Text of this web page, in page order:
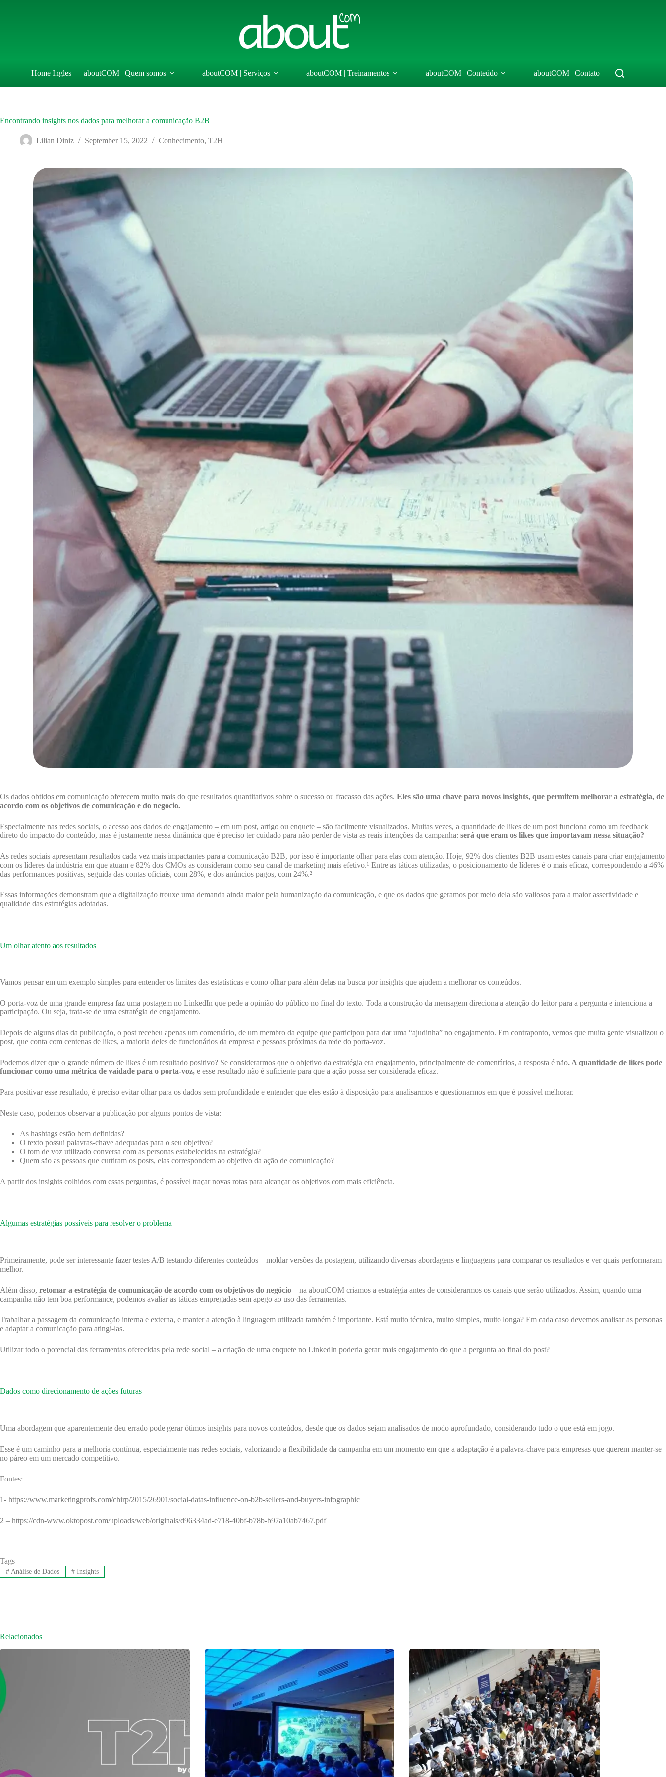
Home Ingles aboutCOM | Quem somos aboutCOM | Serviços aboutCOM | Treinamentos aboutCOM | Conteúdo aboutCOM | Contato
Encontrando insights nos dados para melhorar a comunicação B2B
Lilian Diniz September 15, 2022 Conhecimento, T2H
Os dados obtidos em comunicação oferecem muito mais do que resultados quantitativos sobre o sucesso ou fracasso das ações. Eles são uma chave para novos insights, que permitem melhorar a estratégia, de
acordo com os objetivos de comunicação e do negócio.
Especialmente nas redes sociais, o acesso aos dados de engajamento – em um post, artigo ou enquete – são facilmente visualizados. Muitas vezes, a quantidade de likes de um post funciona como um feedback
direto do impacto do conteúdo, mas é justamente nessa dinâmica que é preciso ter cuidado para não perder de vista as reais intenções da campanha: será que eram os likes que importavam nessa situação?
As redes sociais apresentam resultados cada vez mais impactantes para a comunicação B2B, por isso é importante olhar para elas com atenção. Hoje, 92% dos clientes B2B usam estes canais para criar engajamento
com os líderes da indústria em que atuam e 82% dos CMOs as consideram como seu canal de marketing mais efetivo.¹ Entre as táticas utilizadas, o posicionamento de líderes é o mais eficaz, correspondendo a 46%
das performances positivas, seguida das contas oficiais, com 28%, e dos anúncios pagos, com 24%.²
Essas informações demonstram que a digitalização trouxe uma demanda ainda maior pela humanização da comunicação, e que os dados que geramos por meio dela são valiosos para a maior assertividade e
qualidade das estratégias adotadas.
Um olhar atento aos resultados
Vamos pensar em um exemplo simples para entender os limites das estatísticas e como olhar para além delas na busca por insights que ajudem a melhorar os conteúdos.
O porta-voz de uma grande empresa faz uma postagem no LinkedIn que pede a opinião do público no final do texto. Toda a construção da mensagem direciona a atenção do leitor para a pergunta e intenciona a
participação. Ou seja, trata-se de uma estratégia de engajamento.
Depois de alguns dias da publicação, o post recebeu apenas um comentário, de um membro da equipe que participou para dar uma “ajudinha” no engajamento. Em contraponto, vemos que muita gente visualizou o
post, que conta com centenas de likes, a maioria deles de funcionários da empresa e pessoas próximas da rede do porta-voz.
Podemos dizer que o grande número de likes é um resultado positivo? Se considerarmos que o objetivo da estratégia era engajamento, principalmente de comentários, a resposta é não. A quantidade de likes pode
funcionar como uma métrica de vaidade para o porta-voz, e esse resultado não é suficiente para que a ação possa ser considerada eficaz.
Para positivar esse resultado, é preciso evitar olhar para os dados sem profundidade e entender que eles estão à disposição para analisarmos e questionarmos em que é possível melhorar.
Neste caso, podemos observar a publicação por alguns pontos de vista:
As hashtags estão bem definidas?
O texto possui palavras-chave adequadas para o seu objetivo?
O tom de voz utilizado conversa com as personas estabelecidas na estratégia?
Quem são as pessoas que curtiram os posts, elas correspondem ao objetivo da ação de comunicação?
A partir dos insights colhidos com essas perguntas, é possível traçar novas rotas para alcançar os objetivos com mais eficiência.
Algumas estratégias possíveis para resolver o problema
Primeiramente, pode ser interessante fazer testes A/B testando diferentes conteúdos – moldar versões da postagem, utilizando diversas abordagens e linguagens para comparar os resultados e ver quais performaram
melhor.
Além disso, retomar a estratégia de comunicação de acordo com os objetivos do negócio – na aboutCOM criamos a estratégia antes de considerarmos os canais que serão utilizados. Assim, quando uma
campanha não tem boa performance, podemos avaliar as táticas empregadas sem apego ao uso das ferramentas.
Trabalhar a passagem da comunicação interna e externa, e manter a atenção à linguagem utilizada também é importante. Está muito técnica, muito simples, muito longa? Em cada caso devemos analisar as personas
e adaptar a comunicação para atingi-las.
Utilizar todo o potencial das ferramentas oferecidas pela rede social – a criação de uma enquete no LinkedIn poderia gerar mais engajamento do que a pergunta ao final do post?
Dados como direcionamento de ações futuras
Uma abordagem que aparentemente deu errado pode gerar ótimos insights para novos conteúdos, desde que os dados sejam analisados de modo aprofundado, considerando tudo o que está em jogo.
Esse é um caminho para a melhoria contínua, especialmente nas redes sociais, valorizando a flexibilidade da campanha em um momento em que a adaptação é a palavra-chave para empresas que querem manter-se
no páreo em um mercado competitivo.
Fontes:
1- https://www.marketingprofs.com/chirp/2015/26901/social-datas-influence-on-b2b-sellers-and-buyers-infographic
2 – https://cdn-www.oktopost.com/uploads/web/originals/d96334ad-e718-40bf-b78b-b97a10ab7467.pdf
Tags
#Análise de Dados #Insights
Relacionados